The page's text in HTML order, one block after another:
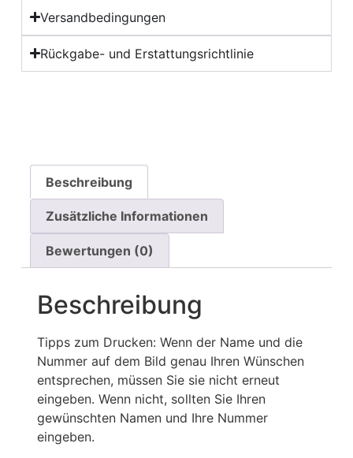
Versandbedingungen
Rückgabe- und Erstattungsrichtlinie
Beschreibung
Zusätzliche Informationen
Bewertungen (0)
Beschreibung
Tipps zum Drucken: Wenn der Name und die
Nummer auf dem Bild genau Ihren Wünschen
entsprechen, müssen Sie sie nicht erneut
eingeben. Wenn nicht, sollten Sie Ihren
gewünschten Namen und Ihre Nummer
eingeben.